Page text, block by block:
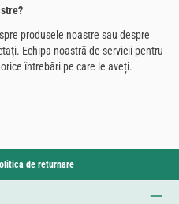
produsele noastre sau despre
Echipa noastră de servicii pentru
întrebări pe care le aveți.
de returnare